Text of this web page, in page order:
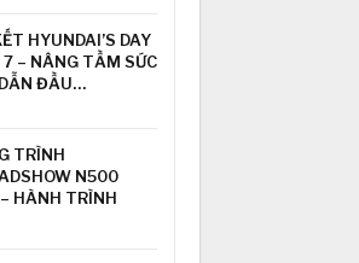
HYUNDAI’S DAY
– NÂNG TẦM SỨC
ĐẦU…
TRÌNH
N500
HÀNH TRÌNH